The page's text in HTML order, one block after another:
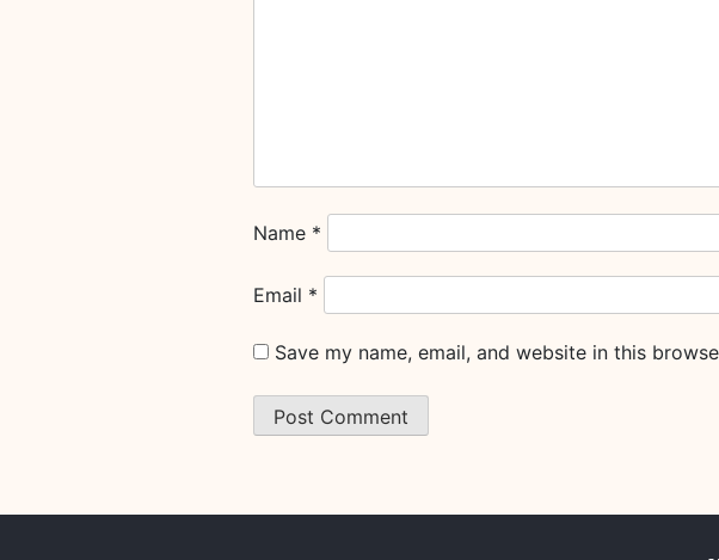
Name *
Email *
Save my name, email, and website in this